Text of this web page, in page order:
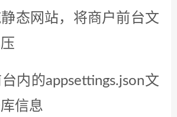
态网站，将商户前台文
内的appsettings.json文
信息